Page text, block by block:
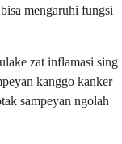
mengaruhi fungsi
zat inflamasi sing
kanggo kanker
sampeyan ngolah